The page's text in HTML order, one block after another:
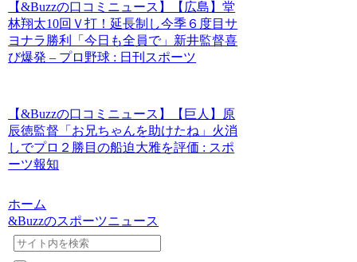
【&Buzzの口コミニュース】【広島】堂
林翔太10回Ｖ打！延長制し今季６度目サ
ヨナラ勝利「今日も全員で」新井監督喜
び爆発 – プロ野球 : 日刊スポーツ
【&Buzzの口コミニュース】【巨人】原
辰徳監督「お兄ちゃんを助けたね」火消
しでプロ２勝目の船迫大雅を評価 : スポ
ーツ報知
ホーム
&Buzzのスポーツニュース